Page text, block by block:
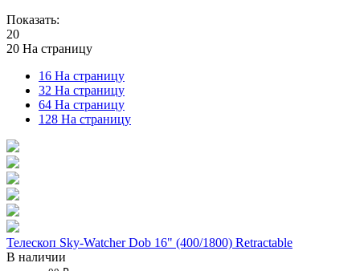
Показать:
20
20 На страницу
16 На страницу
32 На страницу
64 На страницу
128 На страницу
Телескоп Sky-Watcher Dob 16" (400/1800) Retractable
В наличии